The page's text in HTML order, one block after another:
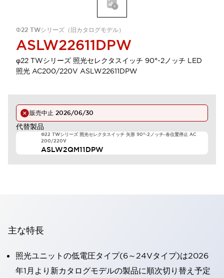
Φ22 TWシリーズ（旧カタログモデル）
ASLW22611DPW
φ22 TWシリーズ 照光セレクタスイッチ 90°-2ノッチ LED
照光 AC200/220V ASLW22611DPW
販売中止 2026/06/30
代替製品
Φ22 TWシリーズ 照光セレクタスイッチ 矢形 90°-2ノッチ-各位置停止 AC
200/220V
ASLW2QM11DPW
主な特長
照光ユニットの低電圧タイプ(6～24Vタイプ)は2026
年1月より新カタログモデルの製品に順次切り替え予定